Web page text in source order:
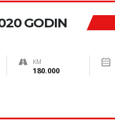
GODIN
KM
180.000